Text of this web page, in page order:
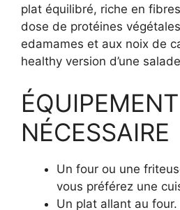
plat équilibré, riche en
dose de protéines
edamames et aux noix de
healthy version d’une
ÉQUIPEMENT
NÉCESSAIRE
Un four ou une
vous préférez une
Un plat allant au four.